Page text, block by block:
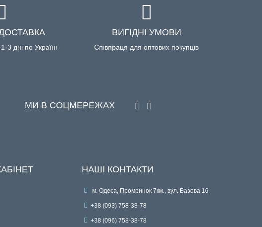
3 дні по Україні
ВИГІДНІ УМОВИ
Співпраця для оптових покупців
МИ В СОЦМЕРЕЖАХ
НАШІ КОНТАКТИ
м. Одеса, Промринок 7км., вул. Базова 16
+38 (093) 758-38-78
+38 (096) 758-38-78